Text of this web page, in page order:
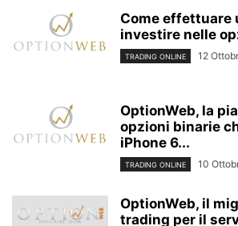
Come effettuare
investire nelle
TRADING ONLINE 12
OptionWeb, la
opzioni binarie
iPhone 6...
TRADING ONLINE 10
OptionWeb, il
trading per il